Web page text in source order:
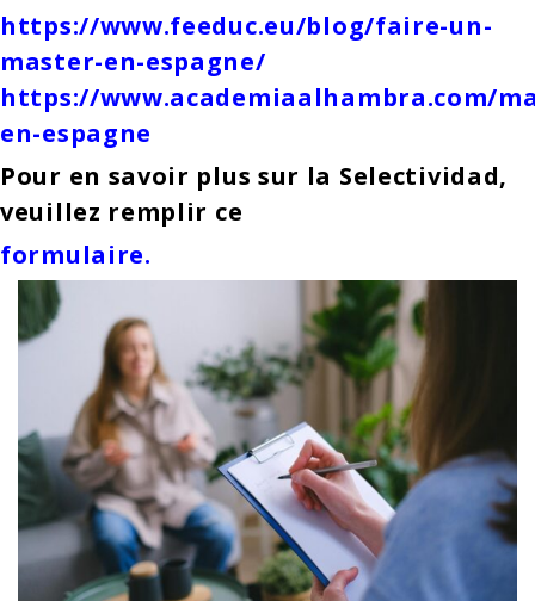
https://www.feeduc.eu/blog/faire-un-
master-en-espagne/
https://www.academiaalhambra.com/
en-espagne
Pour en savoir plus sur la Selectividad,
veuillez remplir ce
formulaire.